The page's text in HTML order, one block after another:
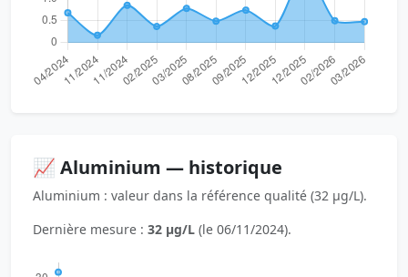
📈 Aluminium — historique
Aluminium : valeur dans la référence qualité (32 µg/L).
Dernière mesure : 32 µg/L (le 06/11/2024).